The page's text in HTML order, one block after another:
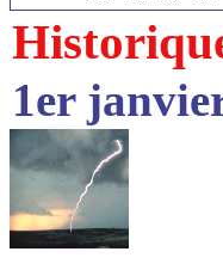
1er